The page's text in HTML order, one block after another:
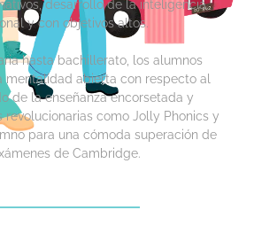
desarrollo de la inteligencia
y con objetivos altos.
hasta bachillerato, los alumnos
mentalidad abierta con respecto al
de la enseñanza encorsetada y
como Jolly Phonics y
para una cómoda superación de
de Cambridge.